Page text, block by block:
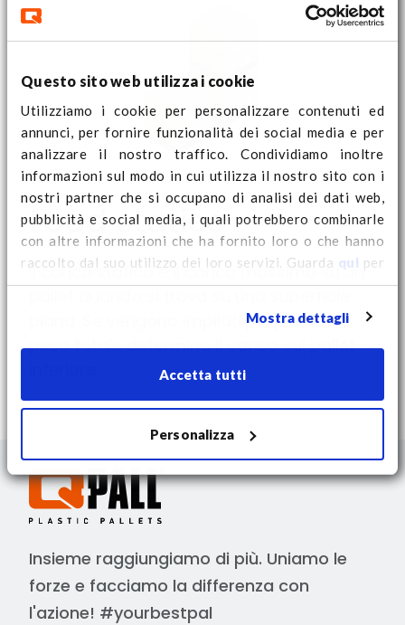
Questo sito web utilizza i cookie
Utilizziamo i cookie per personalizzare contenuti ed
annunci, per fornire funzionalità dei social media e per
analizzare il nostro traffico. Condividiamo inoltre
informazioni sul modo in cui utilizza il nostro sito con i
nostri partner che si occupano di analisi dei dati web,
pubblicità e social media, i quali potrebbero combinarle
con altre informazioni che ha fornito loro o che hanno
raccolto dal suo utilizzo dei loro servizi. Guarda qui per
ulteriori informazioni sui cookie e per modificare il tuo
Mostra dettagli
Accetta tutti
Personalizza
Load statico
Il carico statico è il carico massimo su un
piana. Se vengono impilati più pallet, il
peso totale determina il carico sul pallet
Insieme raggiungiamo di più. Uniamo le
forze e facciamo la differenza con
l'azione! #yourbestpal